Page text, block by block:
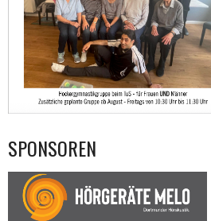
SPONSOREN